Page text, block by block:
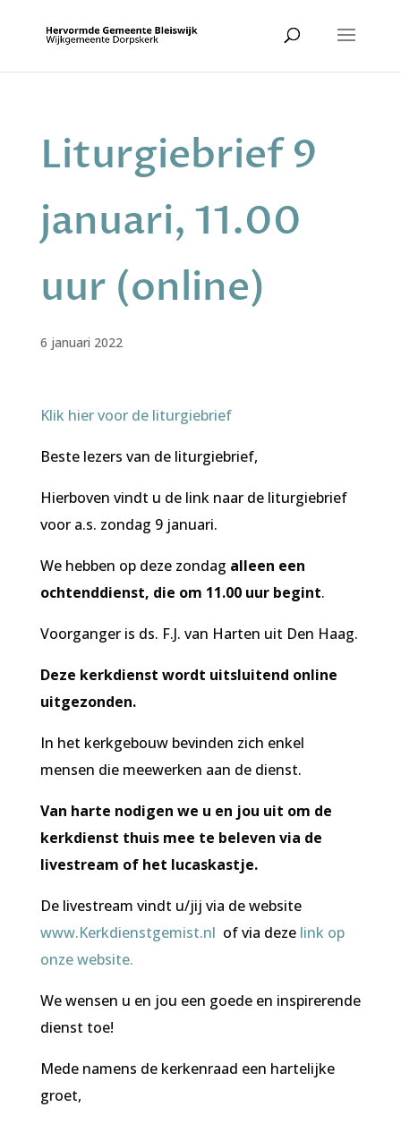
Liturgiebrief 9
januari, 11.00
uur (online)
6 januari 2022
Klik hier voor de liturgiebrief
Beste lezers van de liturgiebrief,
Hierboven vindt u de link naar de liturgiebrief
voor a.s. zondag 9 januari.
We hebben op deze zondag alleen een
ochtenddienst, die om 11.00 uur begint.
Voorganger is ds. F.J. van Harten uit Den Haag.
Deze kerkdienst wordt uitsluitend online
uitgezonden.
In het kerkgebouw bevinden zich enkel
mensen die meewerken aan de dienst.
Van harte nodigen we u en jou uit om de
kerkdienst thuis mee te beleven via de
livestream of het lucaskastje.
De livestream vindt u/jij via de website
www.Kerkdienstgemist.nl of via deze link op
onze website.
We wensen u en jou een goede en inspirerende
dienst toe!
Mede namens de kerkenraad een hartelijke
groet,